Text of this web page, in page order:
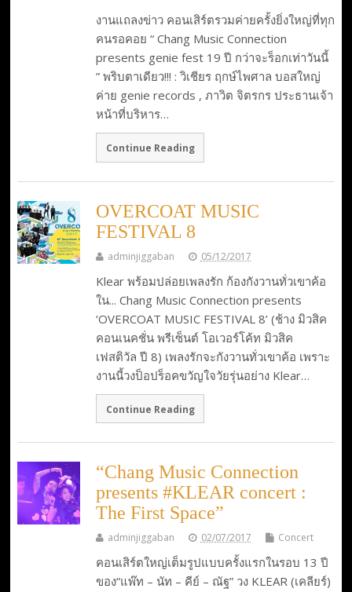
งานแถลงข่าว คอนเสิร์ตรวมค่ายครั้งยิ่งใหญ่ที่ทุก
คนรอคอย “ Chang Music Connection
presents genie fest 19 ปี กว่าจะร็อกเท่าวันนี้
” พริบตาเดียว!!! : วิเชียร ฤกษ์ไพศาล บอสใหญ่
ค่าย genie records , ภาวิต จิตรกร ประธานเจ้า
หน้าที่บริหาร…
Continue Reading
OVERCOAT MUSIC
FESTIVAL 8
adminjiggaban 05/12/2017
Klear พร้อมปล่อยเพลงรัก ก้องกังวานทั่วเขาค้อ
ใน... Chang Music Connection presents
‘OVERCOAT MUSIC FESTIVAL 8’ (ช้าง มิวสิค
คอนเนคชั่น พรีเซ็นต์ โอเวอร์โค้ท มิวสิค
เฟสติวัล ปี 8) เพลงรักจะกังวานทั่วเขาค้อ เพราะ
งานนี้วงป็อปร็อคขวัญใจวัยรุ่นอย่าง Klear…
Continue Reading
“Chang Music Connection
presents #KLEAR concert :
The First Space”
adminjiggaban 02/07/2017 Concert
คอนเสิร์ตใหญ่เต็มรูปแบบครั้งแรกในรอบ 13 ปี
ของ“แพ๊ท – นัท – คีย์ – ณัฐ” วง KLEAR (เคลียร์)